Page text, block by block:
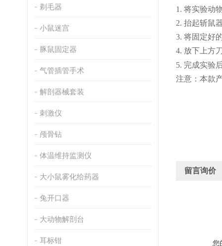
剃毛器
小鼠迷宫
豚鼠固定器
气管插管手术
解剖器械套装
刺激仪
颅骨钻
体温维持监测仪
大小鼠雾化给药器
兔开口器
大动物解剖台
耳标钳
1. 将实验动
2. 抬起斩鼠
3. 将固定好
4. 放下上方
5. 完成实验
注意：本款
留言询价
您